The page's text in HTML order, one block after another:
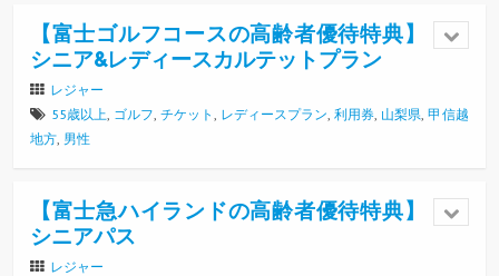
【富士ゴルフコースの高齢者優待特典】
シニア&レディースカルテットプラン
レジャー
55歳以上, ゴルフ, チケット , レディースプラン, 利用券, 山梨県, 甲信越
地方, 男性
【富士急ハイランドの高齢者優待特典】
シニアパス
レジャー